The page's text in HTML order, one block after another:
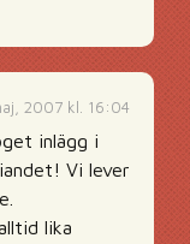
2007 kl. 16:04
inlägg i
Vi lever
lika